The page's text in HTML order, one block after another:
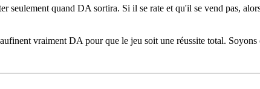
seulement quand DA sortira. Si il se rate et qu'il se vend pas,
vraiment DA pour que le jeu soit une réussite total.